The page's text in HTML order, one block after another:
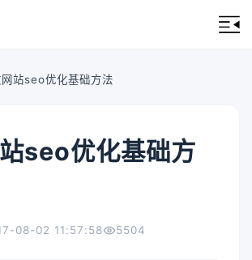
站seo优化基础方法
seo优化基础方
08-02 11:57:58 5504